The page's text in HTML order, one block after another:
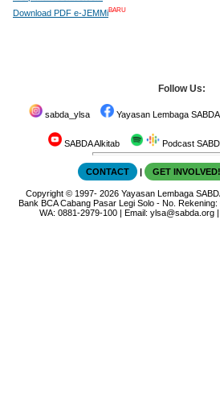
Download PDF e-JEMMiBARU
Follow Us:
sabda_ylsa Yayasan Lembaga SABDA
SABDA Alkitab Podcast
CONTACT | GET INVOLVED!
Copyright © 1997-2026Yayasan Lembaga
Bank BCA Cabang Pasar Legi Solo - No.
WA:0881-2979-100 | Email:ylsa@sabda.org